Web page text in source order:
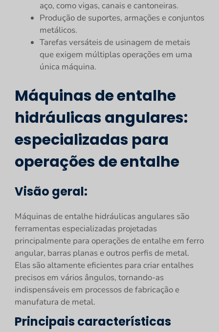
aço, como vigas, canais e cantoneiras.
Produção de suportes, armações e conjuntos
metálicos.
Tarefas versáteis de usinagem de metais
que exigem múltiplas operações em uma
única máquina.
Máquinas de entalhe
hidráulicas angulares:
especializadas para
operações de entalhe
Visão geral:
Máquinas de entalhe hidráulicas angulares são
ferramentas especializadas projetadas
principalmente para operações de entalhe em ferro
angular, barras planas e outros perfis de metal.
Elas são altamente eficientes para criar entalhes
precisos em vários ângulos, tornando-as
indispensáveis em processos de fabricação e
manufatura de metal.
Principais características